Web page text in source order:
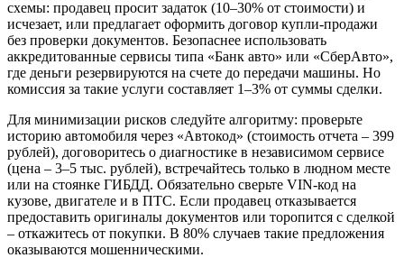
схемы: продавец просит задаток (10–30% от стоимости) и
исчезает, или предлагает оформить договор купли-продажи
без проверки документов. Безопаснее использовать
аккредитованные сервисы типа «Банк авто» или «СберАвто»,
где деньги резервируются на счете до передачи машины. Но
комиссия за такие услуги составляет 1–3% от суммы сделки.
Для минимизации рисков следуйте алгоритму: проверьте
историю автомобиля через «Автокод» (стоимость отчета – 399
рублей), договоритесь о диагностике в независимом сервисе
(цена – 3–5 тыс. рублей), встречайтесь только в людном месте
или на стоянке ГИБДД. Обязательно сверьте VIN-код на
кузове, двигателе и в ПТС. Если продавец отказывается
предоставить оригиналы документов или торопится с сделкой
– откажитесь от покупки. В 80% случаев такие предложения
оказываются мошенническими.